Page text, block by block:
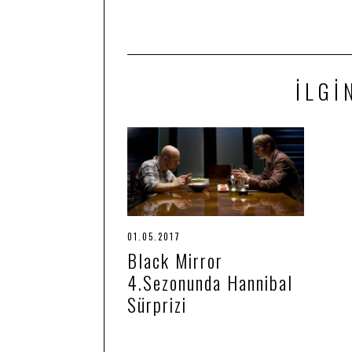
01.05.2017
.
0
6
.
Black Mirror
4.Sezonunda Hannibal
Sürprizi